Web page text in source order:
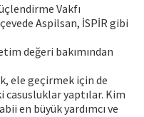
Vakfı
Aspilsan, İSPİR gibi
değeri bakımından
ele geçirmek için de
casusluklar yaptılar. Kim
en büyük yardımcı ve